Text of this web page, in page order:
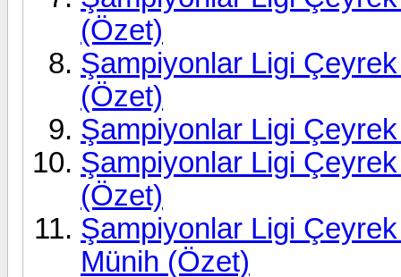
(Özet)
Şampiyonlar Ligi
(Özet)
Şampiyonlar Ligi
Şampiyonlar Ligi
(Özet)
Şampiyonlar Ligi
Münih (Özet)